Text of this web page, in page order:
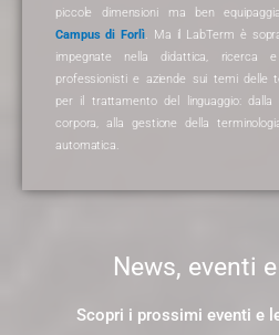
piccole dimensioni ma ben
Campus di Forlì. Ma il LabTerm è
impegnate nella didattica, ricerca
professionisti e aziende sui temi delle
per il trattamento del linguaggio: dalla
corpora, alla gestione della
automatica.
News, eventi
Scopri i prossimi eventi e